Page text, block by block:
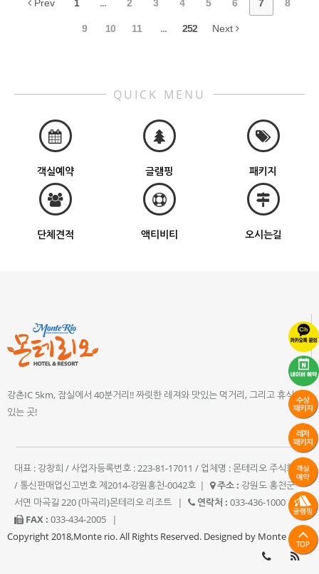
Prev 1 ... 2 3 4 5 6 7 8
9 10 11 ... 252 Next
QUICK MENU
객실예약 글램핑 패키지
단체견적 액티비티 오시는길
강촌IC 5km, 잠실에서 40분거리!! 짜릿한 레져와 맛있는 먹거리, 그리고 휴식이
있는 곳!
대표 : 강창희 / 사업자등록번호 : 223-81-17011 / 업체명 : 몬테리오 주식회사
/ 통신판매업신고번호 제2014-강원홍천-0042호 | 주소 : 강원도 홍천군
서면 마곡길 220 (마곡리)몬테리오 리조트
| 연락처 : 033-436-1000
|
FAX : 033-434-2005
|
Copyright 2018,Monte rio. All Rights Reserved. Designed by Monte rio.